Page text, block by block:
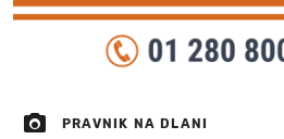
PRAVNIK NA DLANI